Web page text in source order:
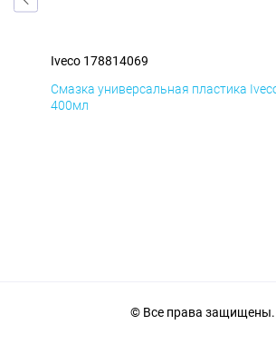
Iveco 178814069
Смазка универсальная пластика
400мл
© Все права защищены.